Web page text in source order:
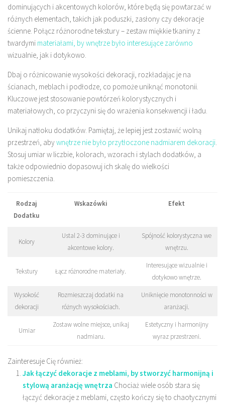
dominujących i akcentowych kolorów, które będą się powtarzać w
różnych elementach, takich jak poduszki, zasłony czy dekoracje
ścienne. Połącz różnorodne tekstury – zestaw miękkie tkaniny z
twardymi materiałami, by wnętrze było interesujące zarówno
wizualnie, jak i dotykowo.
Dbaj o różnicowanie wysokości dekoracji, rozkładając je na
ścianach, meblach i podłodze, co pomoże uniknąć monotonii.
Kluczowe jest stosowanie powtórzeń kolorystycznych i
materiałowych, co przyczyni się do wrażenia konsekwencji i ładu.
Unikaj natłoku dodatków. Pamiętaj, że lepiej jest zostawić wolną
przestrzeń, abywnętrze nie było przytłoczone nadmiarem dekoracji
Stosuj umiar w liczbie, kolorach, wzorach i stylach dodatków, a
także odpowiednio dopasowuj ich skalę do wielkości
pomieszczenia.
Rodzaj
Dodatku
Wskazówki Efekt
Kolory
Ustal 2-3 dominujące i
akcentowe kolory.
Spójność kolorystyczna we
wnętrzu.
Tekstury Łącz różnorodne materiały.
Interesujące wizualnie i
dotykowo wnętrze.
Wysokość
dekoracji
Rozmieszczaj dodatki na
różnych wysokościach.
Uniknięcie monotonności w
aranżacji.
Umiar
Zostaw wolne miejsce, unikaj
nadmiaru.
Estetyczny i harmonijny
wyraz przestrzeni.
Zainteresuje Cię również:
Jak łączyć dekoracje z meblami, by stworzyć harmonijną i
stylową aranżację wnętrza Chociaż wiele osób stara się
łączyć dekoracje z meblami, często kończy się to chaotycznymi